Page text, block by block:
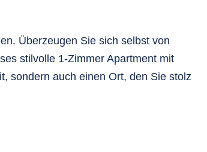
Überzeugen Sie sich selbst von
stilvolle 1-Zimmer Apartment mit
sondern auch einen Ort, den Sie stolz